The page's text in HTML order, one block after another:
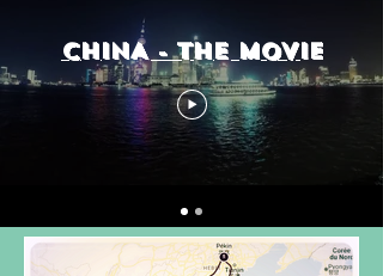
CHINA - THE MOVIE